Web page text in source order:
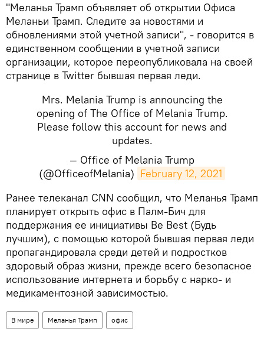
"Меланья Трамп объявляет об открытии Офиса
Меланьи Трамп. Следите за новостями и
обновлениями этой учетной записи", - говорится в
единственном сообщении в учетной записи
организации, которое переопубликовала на своей
странице в Twitter бывшая первая леди.
Mrs. Melania Trump is announcing the
opening of The Office of Melania Trump.
Please follow this account for news and
updates.
— Office of Melania Trump
(@OfficeofMelania) February 12, 2021
​Ранее телеканал СNN сообщил, что Меланья Трамп
планирует открыть офис в Палм-Бич для
поддержания ее инициативы Be Best (Будь
лучшим), с помощью которой бывшая первая леди
пропагандировала среди детей и подростков
здоровый образ жизни, прежде всего безопасное
использование интернета и борьбу с нарко- и
медикаментозной зависимостью.
В мире Меланья Трамп офис